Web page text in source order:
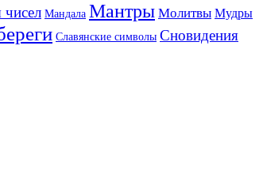
Мандала Мантры Молитвы Мудры
Славянские символы Сновидения